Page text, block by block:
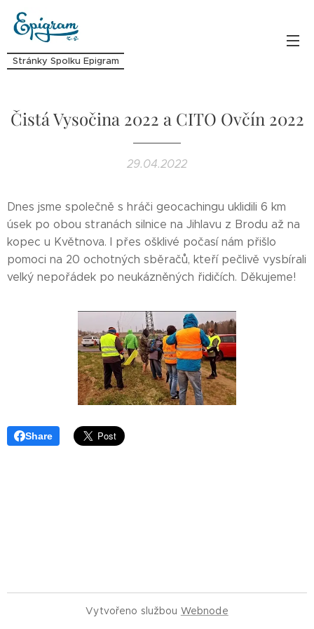
Stránky Spolku Epigram
Čistá Vysočina 2022 a CITO Ovčín 2022
29.04.2022
Dnes jsme společně s hráči geocachingu uklidili 6 km
úsek po obou stranách silnice na Jihlavu z Brodu až na
kopec u Květnova. I přes ošklivé počasí nám přišlo
pomoci na 20 ochotných sběračů, kteří pečlivě vysbírali
velký nepořádek po neukázněných řidičích. Děkujeme!
Share
Vytvořeno službou Webnode